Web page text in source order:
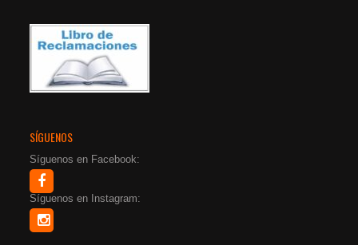
SÍGUENOS
Síguenos en Facebook:
Síguenos en Instagram: